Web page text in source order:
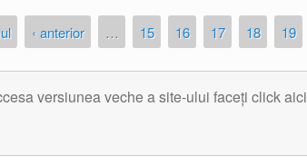
‹ anterior … 15 16 17 18 19
versiunea veche a site-ului faceți click aici